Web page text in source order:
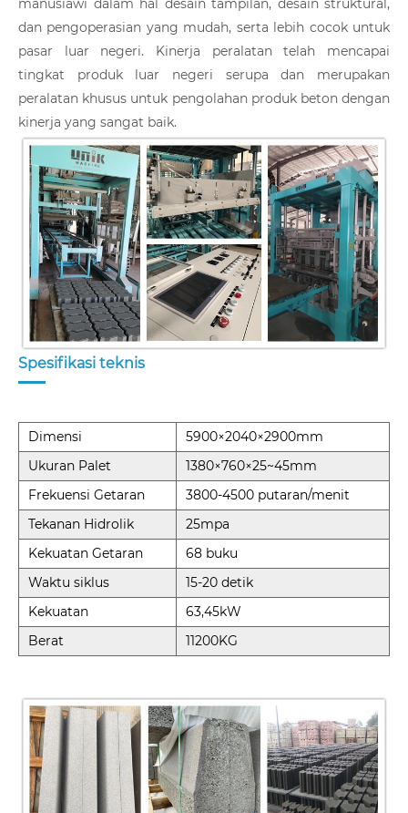
manusiawi dalam hal desain tampilan, desain struktural,
dan pengoperasian yang mudah, serta lebih cocok untuk
pasar luar negeri. Kinerja peralatan telah mencapai
tingkat produk luar negeri serupa dan merupakan
peralatan khusus untuk pengolahan produk beton dengan
kinerja yang sangat baik.
Spesifikasi teknis
Dimensi
5900×2040×2900mm
Ukuran Palet
1380×760×25~45mm
Frekuensi Getaran
3800-4500 putaran/menit
Tekanan Hidrolik
25mpa
Kekuatan Getaran
68 buku
Waktu siklus
15-20 detik
Kekuatan
63,45kW
Berat
11200KG